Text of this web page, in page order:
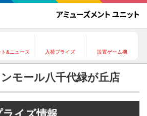
ト&ニュース 入荷プライズ 設置ゲーム機
モール八千代緑が丘店